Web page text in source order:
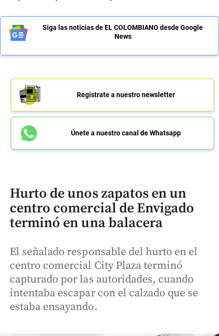
Siga las noticias de EL COLOMBIANO desde Google
News
Regístrate a nuestro newsletter
Únete a nuestro canal de Whatsapp
Hurto de unos zapatos en un
centro comercial de Envigado
terminó en una balacera
El señalado responsable del hurto en el
centro comercial City Plaza terminó
capturado por las autoridades, cuando
intentaba escapar con el calzado que se
estaba ensayando.